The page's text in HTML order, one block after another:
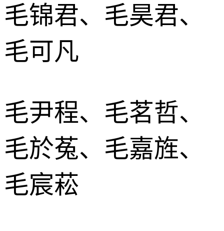
毛锦君、毛昊君、
毛可凡
毛尹程、毛茗哲、
毛於菟、毛嘉旌、
毛宸菘